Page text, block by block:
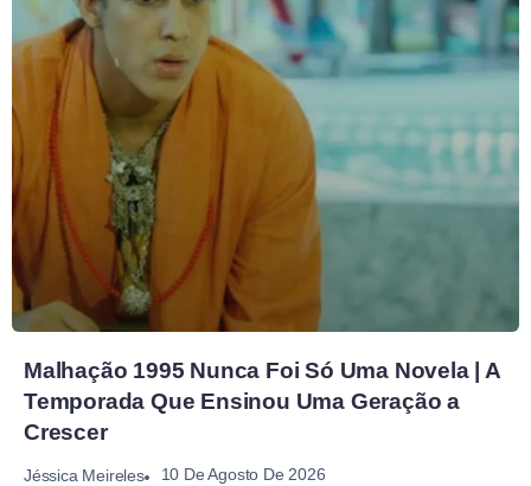
Malhação 1995 Nunca Foi Só Uma Novela | A
Temporada Que Ensinou Uma Geração a
Crescer
Jéssica Meireles 10 De Agosto De 2026